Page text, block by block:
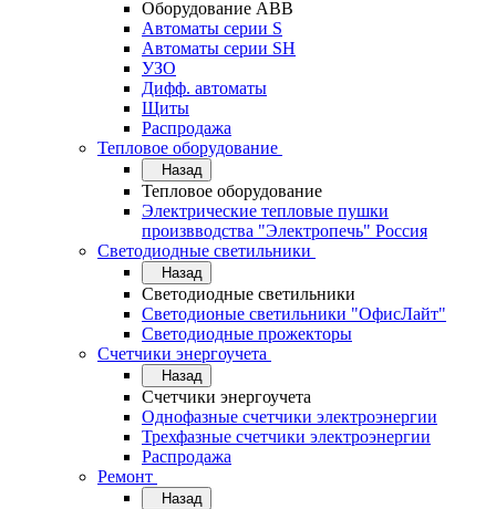
Оборудование АВВ
Автоматы серии S
Автоматы серии SH
УЗО
Дифф. автоматы
Щиты
Распродажа
Тепловое оборудование
Назад
Тепловое оборудование
Электрические тепловые пушки
произвводства "Электропечь" Россия
Светодиодные светильники
Назад
Светодиодные светильники
Светодионые светильники "ОфисЛайт"
Светодиодные прожекторы
Счетчики энергоучета
Назад
Счетчики энергоучета
Однофазные счетчики электроэнергии
Трехфазные счетчики электроэнергии
Распродажа
Ремонт
Назад